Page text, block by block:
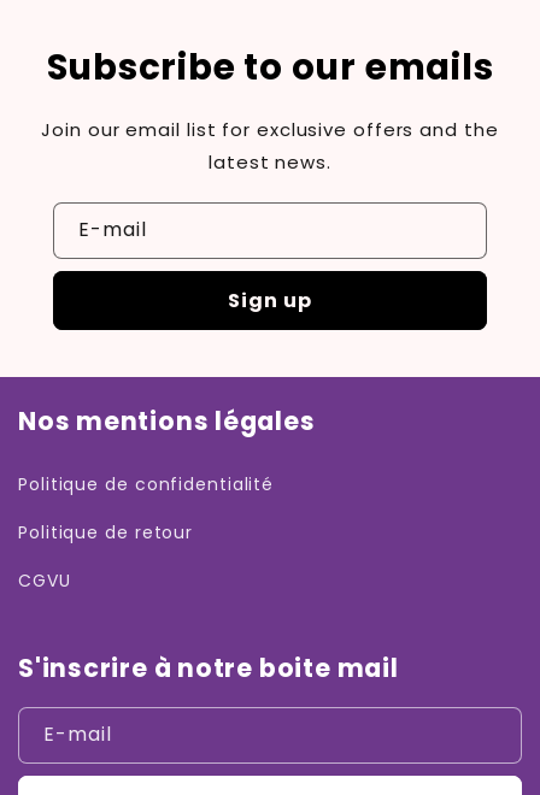
Subscribe to our emails
Join our email list for exclusive offers and the
latest news.
E-mail
Sign up
Nos mentions légales
Politique de confidentialité
Politique de retour
CGVU
S'inscrire à notre boite mail
E-mail